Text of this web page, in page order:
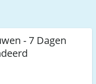
- 7 Dagen